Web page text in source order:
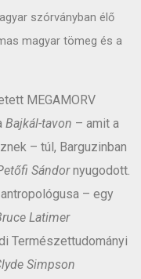
szórványban élő
magyar tömeg és a
MEGAMORV
Bajkál-tavon – amit a
– túl, Barguzinban
Sándornyugodott.
– egy
Latimer
Természettudományi
Simpson